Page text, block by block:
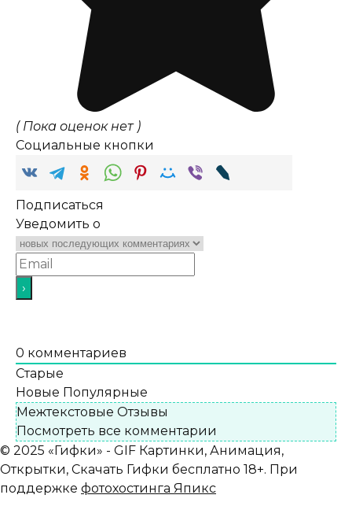
( Пока оценок нет )
Социальные кнопки
Подписаться
Уведомить о
0 комментариев
Старые
Новые Популярные
Межтекстовые Отзывы
Посмотреть все комментарии
© 2025 «Гифки» - GIF Картинки, Анимация,
Открытки, Скачать Гифки бесплатно 18+. При
поддержке фотохостинга Япикс